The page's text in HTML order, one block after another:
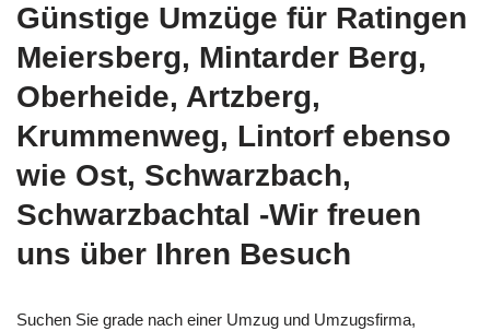
Günstige Umzüge für Ratingen
Meiersberg, Mintarder Berg,
Oberheide, Artzberg,
Krummenweg, Lintorf ebenso
wie Ost, Schwarzbach,
Schwarzbachtal -Wir freuen
uns über Ihren Besuch
Suchen Sie grade nach einer Umzug und Umzugsfirma,